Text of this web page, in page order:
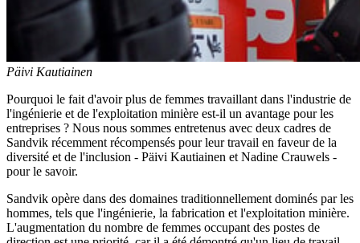
Päivi Kautiainen
Pourquoi le fait d'avoir plus de femmes travaillant dans l'industrie de
l'ingénierie et de l'exploitation minière est-il un avantage pour les
entreprises ? Nous nous sommes entretenus avec deux cadres de
Sandvik récemment récompensés pour leur travail en faveur de la
diversité et de l'inclusion - Päivi Kautiainen et Nadine Crauwels -
pour le savoir.
Sandvik opère dans des domaines traditionnellement dominés par les
hommes, tels que l'ingénierie, la fabrication et l'exploitation minière.
L'augmentation du nombre de femmes occupant des postes de